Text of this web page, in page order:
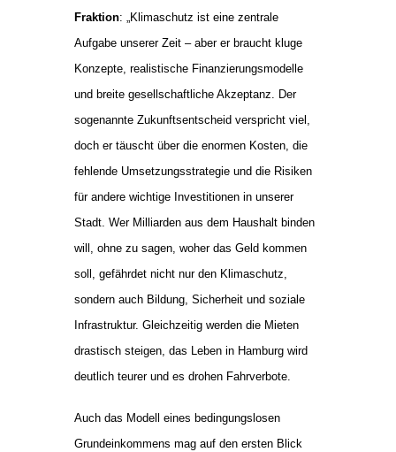
Fraktion: „Klimaschutz ist eine zentrale
Aufgabe unserer Zeit – aber er braucht kluge
Konzepte, realistische Finanzierungsmodelle
und breite gesellschaftliche Akzeptanz. Der
sogenannte Zukunftsentscheid verspricht viel,
doch er täuscht über die enormen Kosten, die
fehlende Umsetzungsstrategie und die Risiken
für andere wichtige Investitionen in unserer
Stadt. Wer Milliarden aus dem Haushalt binden
will, ohne zu sagen, woher das Geld kommen
soll, gefährdet nicht nur den Klimaschutz,
sondern auch Bildung, Sicherheit und soziale
Infrastruktur. Gleichzeitig werden die Mieten
drastisch steigen, das Leben in Hamburg wird
deutlich teurer und es drohen Fahrverbote.
Auch das Modell eines bedingungslosen
Grundeinkommens mag auf den ersten Blick